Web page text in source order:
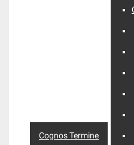
Cognos Termine